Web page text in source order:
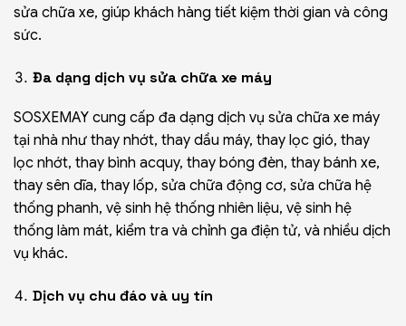
sửa chữa xe, giúp khách hàng tiết kiệm thời gian và công
sức.
Đa dạng dịch vụ sửa chữa xe máy
SOSXEMAY cung cấp đa dạng dịch vụ sửa chữa xe máy
tại nhà như thay nhớt, thay dầu máy, thay lọc gió, thay
lọc nhớt, thay bình acquy, thay bóng đèn, thay bánh xe,
thay sên dĩa, thay lốp, sửa chữa động cơ, sửa chữa hệ
thống phanh, vệ sinh hệ thống nhiên liệu, vệ sinh hệ
thống làm mát, kiểm tra và chỉnh ga điện tử, và nhiều dịch
vụ khác.
Dịch vụ chu đáo và uy tín